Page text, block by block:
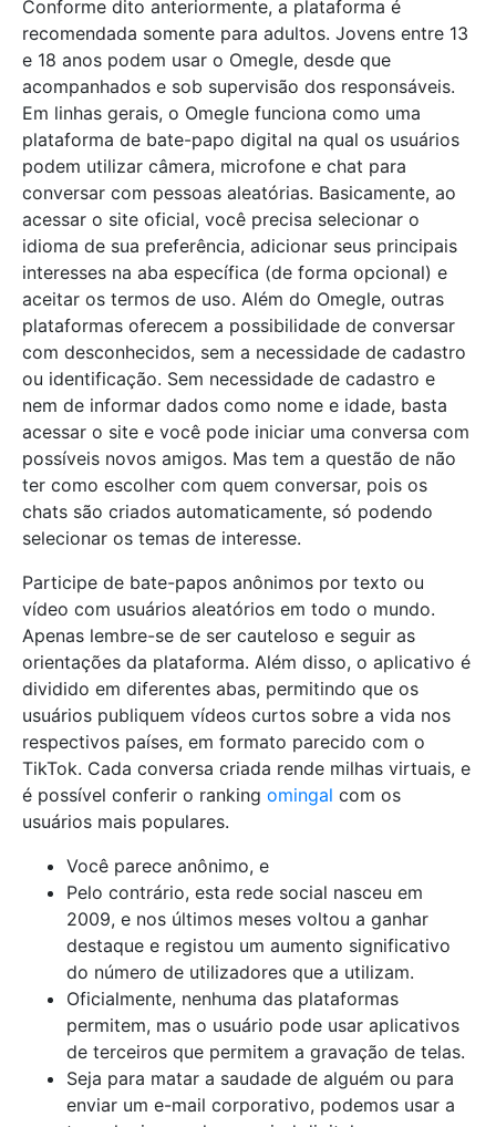
Conforme dito anteriormente, a plataforma é
recomendada somente para adultos. Jovens entre 13
e 18 anos podem usar o Omegle, desde que
acompanhados e sob supervisão dos responsáveis.
Em linhas gerais, o Omegle funciona como uma
plataforma de bate-papo digital na qual os usuários
podem utilizar câmera, microfone e chat para
conversar com pessoas aleatórias. Basicamente, ao
acessar o site oficial, você precisa selecionar o
idioma de sua preferência, adicionar seus principais
interesses na aba específica (de forma opcional) e
aceitar os termos de uso. Além do Omegle, outras
plataformas oferecem a possibilidade de conversar
com desconhecidos, sem a necessidade de cadastro
ou identificação. Sem necessidade de cadastro e
nem de informar dados como nome e idade, basta
acessar o site e você pode iniciar uma conversa com
possíveis novos amigos. Mas tem a questão de não
ter como escolher com quem conversar, pois os
chats são criados automaticamente, só podendo
selecionar os temas de interesse.
Participe de bate-papos anônimos por texto ou
vídeo com usuários aleatórios em todo o mundo.
Apenas lembre-se de ser cauteloso e seguir as
orientações da plataforma. Além disso, o aplicativo é
dividido em diferentes abas, permitindo que os
usuários publiquem vídeos curtos sobre a vida nos
respectivos países, em formato parecido com o
TikTok. Cada conversa criada rende milhas virtuais, e
é possível conferir o ranking omingal com os
usuários mais populares.
Você parece anônimo, e
Pelo contrário, esta rede social nasceu em
2009, e nos últimos meses voltou a ganhar
destaque e registou um aumento significativo
do número de utilizadores que a utilizam.
Oficialmente, nenhuma das plataformas
permitem, mas o usuário pode usar aplicativos
de terceiros que permitem a gravação de telas.
Seja para matar a saudade de alguém ou para
enviar um e-mail corporativo, podemos usar a